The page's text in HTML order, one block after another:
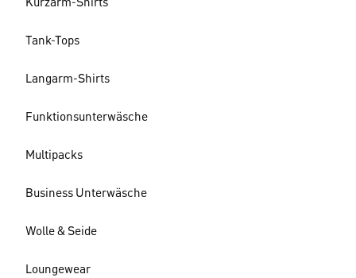
Kurzarm-Shirts
Tank-Tops
Langarm-Shirts
Funktionsunterwäsche
Multipacks
Business Unterwäsche
Wolle & Seide
Loungewear